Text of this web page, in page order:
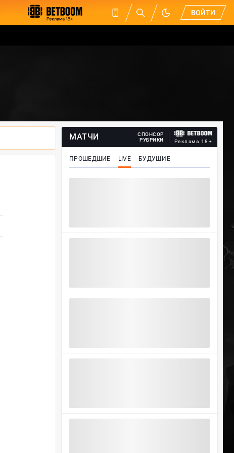
ВОЙТИ
МАТЧИ
СПОНСОР
РУБРИКИ
Реклама 18+
ПРОШЕДШИЕ LIVE БУДУЩИЕ